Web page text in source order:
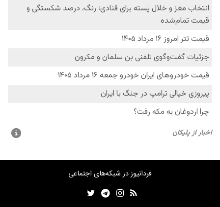
فردانیوز در شبکه‌های اجتماعی